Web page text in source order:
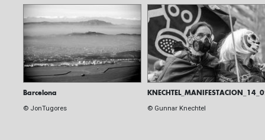
Barcelona
© JonTugores © Gunnar Knechtel